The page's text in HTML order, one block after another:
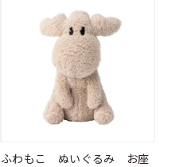
ふわもこ ぬいぐるみ お座